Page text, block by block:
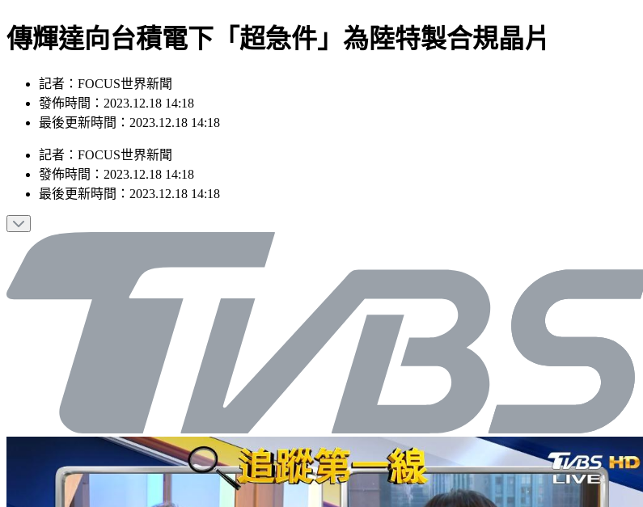
傳輝達向台積電下「超急件」為陸特製合規晶片
記者：FOCUS世界新聞
發佈時間：2023.12.18 14:18
最後更新時間：2023.12.18 14:18
記者 ： FOCUS世界新聞
發佈時間： 2023.12.18 14:18
最後更新時間： 2023.12.18 14:18